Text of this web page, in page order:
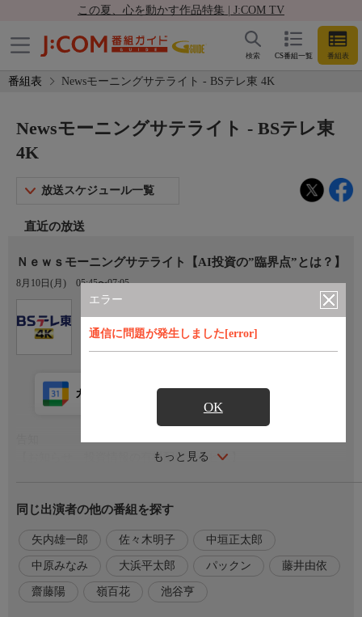
この夏、心を動かす作品特集 | J:COM TV
CS番組一覧 番組表
検索
番組表 Newsモーニングサテライト - BSテレ東 4K
エラー
通信に問題が発生しました[error]
OK
Newsモーニングサテライト - BSテレ東
4K
放送スケジュール一覧
直近の放送
Ｎｅｗｓモーニングサテライト【AI投資の”臨界点”とは？】
8月10日(月) 05:45〜07:05
もっと見る
カレンダー登録 アプリ視聴
【お知らせ 投資情報の有料配信サービス】
ん」のほか、会員は月に１度の有料セミナーにも無料で参加でき
ます。詳しくはモーサテプレミアムで検索！
https://txbiz.tv-tokyo.co.jp/lp/nmspremium/
番組内容
【前半５：４５〜】
同じ出演者の他の番組を探す
矢内雄一郎 佐々木明子 中垣正太郎
中原みなみ 大浜平太郎 パックン 藤井由依
齋藤陽 嶺百花 池谷亨